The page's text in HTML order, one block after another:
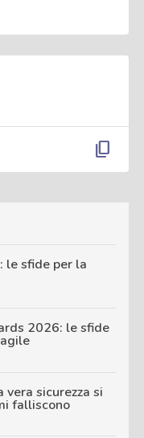
content_copy
le sfide per la
2026: le sfide
vera sicurezza si
falliscono